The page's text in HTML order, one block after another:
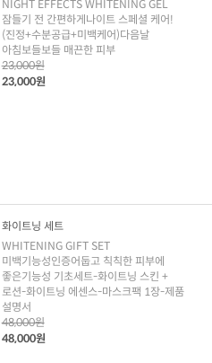
NIGHT EFFECTS WHITENING GEL
잠들기 전 간편하게나이트 스페셜 케어!
(진정+수분공급+미백케어)다음날
아침보들보들 매끈한 피부
23,000원
23,000원
화이트닝 세트
WHITENING GIFT SET
미백기능성인증어둡고 칙칙한 피부에
좋은기능성 기초세트-화이트닝 스킨 +
로션-화이트닝 에센스-마스크팩 1장-제품
설명서
48,000원
48,000원